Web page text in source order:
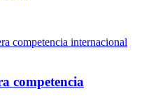
competencia